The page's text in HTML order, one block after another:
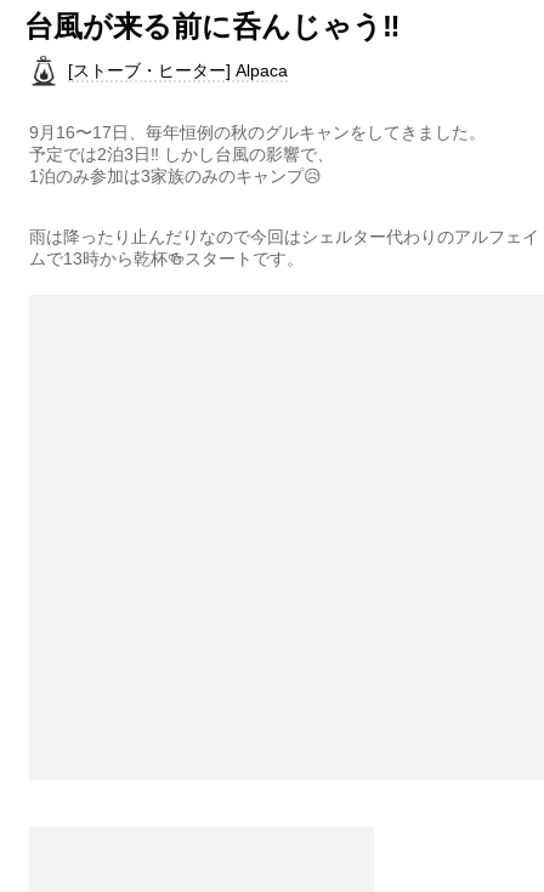
台風が来る前に呑んじゃう‼︎
[ストーブ・ヒーター] Alpaca
9月16〜17日、毎年恒例の秋のグルキャンをしてきました。
予定では2泊3日‼︎ しかし台風の影響で、
1泊のみ参加は3家族のみのキャンプ😥
雨は降ったり止んだりなので今回はシェルター代わりのアルフェイ
ムで13時から乾杯🍻スタートです。